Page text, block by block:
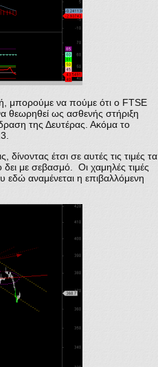
μπορούμε να πούμε ότι ο FTSE
θεωρηθεί ως ασθενής στήριξη
της Δευτέρας. Ακόμα το
έτσι σε αυτές τις τιμές τα
με σεβασμό. Οι χαμηλές τιμές
εδώ αναμένεται η επιβαλλόμενη